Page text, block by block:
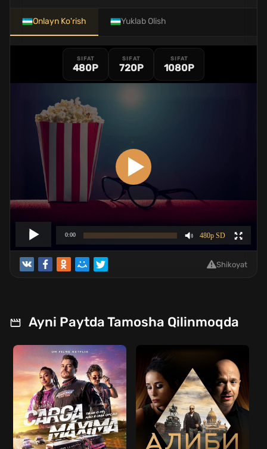
Onlayn Ko'rish Yuklab Olish
SIFAT
480P
SIFAT
720P
SIFAT
1080P
Shikoyat
Ayni Paytda Tamosha Qilinmoqda